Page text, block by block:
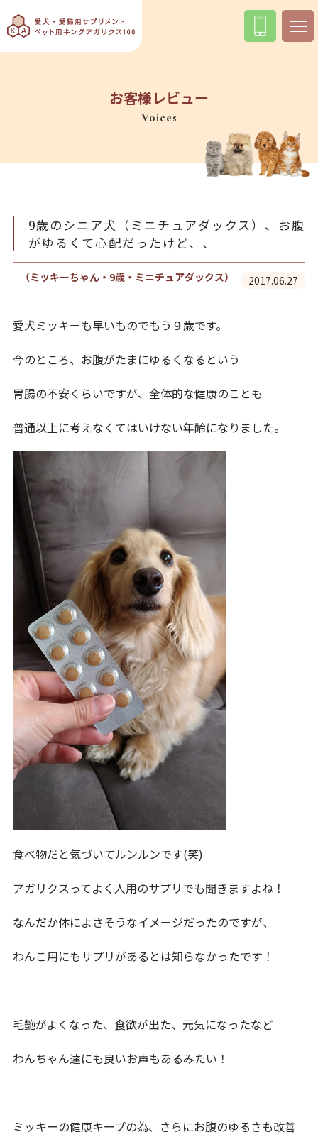
お客様レビュー
Voices
9歳のシニア犬（ミニチュアダックス）、お腹
がゆるくて心配だったけど、、
（ミッキーちゃん・9歳・ミニチュアダックス） 2017.06.27
愛犬ミッキーも早いものでもう９歳です。
今のところ、お腹がたまにゆるくなるという
胃腸の不安くらいですが、全体的な健康のことも
普通以上に考えなくてはいけない年齢になりました。
食べ物だと気づいてルンルンです(笑)
アガリクスってよく人用のサプリでも聞きますよね！
なんだか体によさそうなイメージだったのですが、
わんこ用にもサプリがあるとは知らなかったです！
毛艶がよくなった、食欲が出た、元気になったなど
わんちゃん達にも良いお声もあるみたい！
ミッキーの健康キープの為、さらにお腹のゆるさも改善